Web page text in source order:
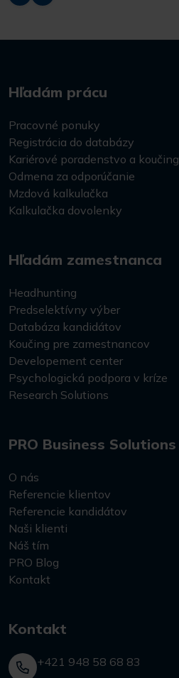
Hľadám prácu
Pracovné ponuky
Registrácia do databázy
Kariérové poradenstvo a koučing
Odmena za odporúčanie
Mzdová kalkulačka
Kalkulačka dovolenky
Hľadám zamestnanca
Headhunting
Predselektívny výber
Databáza kandidátov
Koučing pre zamestnancov
Developement center
Psychologická podpora v kríze
Research Solutions
PRO Business Solutions
O nás
Referencie klientov
Referencie kandidátov
Naši klienti
Náš tím
PRO Blog
Kontakt
Kontakt
+421 948 58 68 83